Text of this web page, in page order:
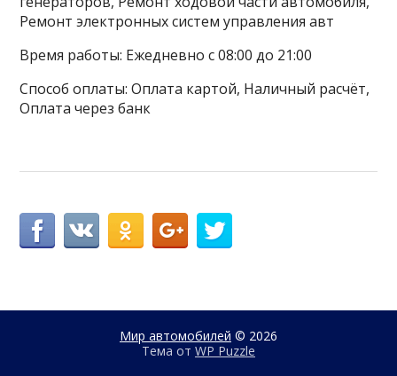
Ремонт электронных систем управления авт
Время работы: Ежедневно с 08:00 до 21:00
Способ оплаты: Оплата картой, Наличный расчёт,
Оплата через банк
Мир автомобилей © 2026
Тема от WP Puzzle